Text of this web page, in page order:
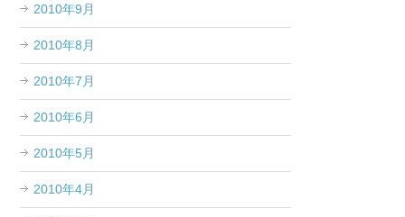
2010年9月
2010年8月
2010年7月
2010年6月
2010年5月
2010年4月